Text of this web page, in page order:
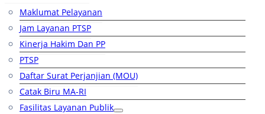
Maklumat Pelayanan
Jam Layanan PTSP
Kinerja Hakim Dan PP
PTSP
Daftar Surat Perjanjian (MOU)
Catak Biru MA-RI
Fasilitas Layanan Publik